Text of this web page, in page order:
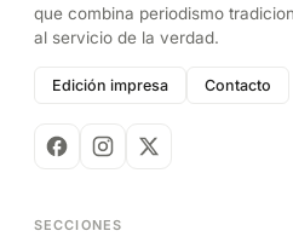
que combina periodismo
al servicio de la verdad.
Edición impresa Contacto
SECCIONES